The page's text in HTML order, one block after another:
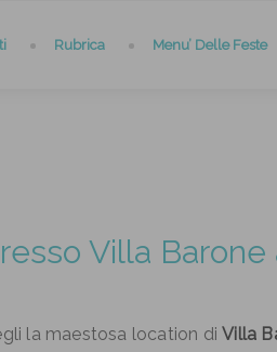
Rubrica Menu’ Delle Feste
Villa
la maestosa location diVilla